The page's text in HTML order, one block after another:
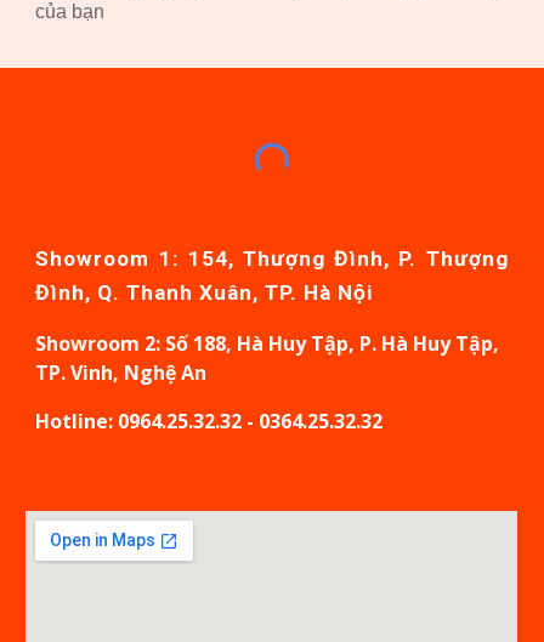
của bạn
Showroom 1: 154, Thượng Đình, P. Thượng
Đình, Q. Thanh Xuân, TP. Hà Nội
Showroom 2: Số 188, Hà Huy Tập, P. Hà Huy Tập,
TP. Vinh, Nghệ An
Hotline: 0964.25.32.32 - 0364.25.32.32